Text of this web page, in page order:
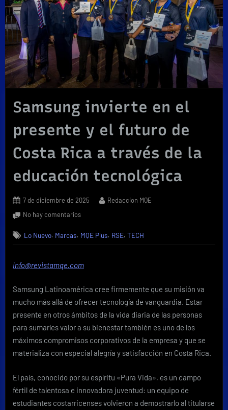
Samsung invierte en el
presente y el futuro de
Costa Rica a través de la
educación tecnológica
Posted
on
7 de diciembre de 2025 By
Redaccion MQE
No hay comentariosen
invierte
en
presente
el
futuro
de
Rica
a
través
la
tecnológica
Lo Nuevo, Marcas, MQE Plus, RSE,TECH
info@revistamqe.com
Samsung Latinoamérica cree firmemente que su misión va
mucho más allá de ofrecer tecnología de vanguardia. Estar
presente en otros ámbitos de la vida diaria de las personas
para sumarles valor a su bienestar también es uno de los
máximos compromisos corporativos de la empresa y que se
materializa con especial alegría y satisfacción en Costa Rica.
El país, conocido por su espíritu «Pura Vida», es un campo
fértil de talentosa e innovadora juventud: un equipo de
estudiantes costarricenses volvieron a demostrarlo al titularse